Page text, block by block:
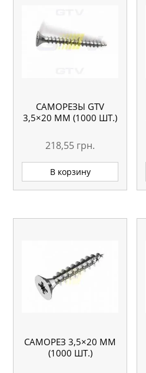
САМОРЕЗЫ GTV
3,5×20 ММ (1000 ШТ.)
218,55 грн.
В корзину
САМОРЕЗ 3,5×20 ММ
(1000 ШТ.)